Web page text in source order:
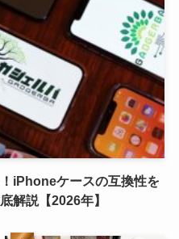
iPhoneケースの互換性を
解説【2026年】